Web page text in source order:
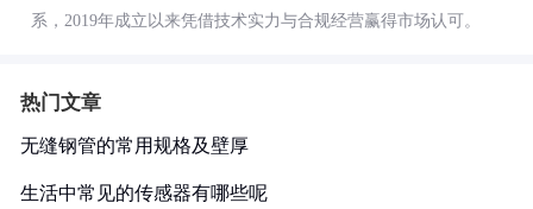
系，2019年成立以来凭借技术实力与合规经营赢得市场认可。
热门文章
无缝钢管的常用规格及壁厚
生活中常见的传感器有哪些呢